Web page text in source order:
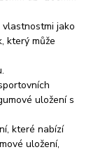
jako
který může
uložení s
které nabízí
uložení,